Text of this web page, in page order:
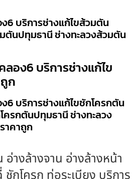
6 บริการช่างแก้ไขส้วมตัน
ตันปทุมธานี ช่างทะลวงส้วมตัน
อง6 บริการช่างแก้ไข
ก
6 บริการช่างแก้ไขชักโครกตัน
รกตันปทุมธานี ช่างทะลวง
าคาถูก
างล้างจาน อ่างล้างหน้า